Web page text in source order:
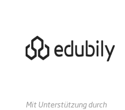
Mit Unterstützung durch